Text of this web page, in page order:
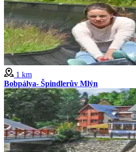
1 km
Bobpálya- Špindlerův Mlýn